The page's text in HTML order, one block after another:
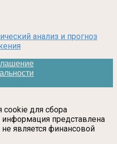
анализ и прогноз
cookie для сбора
информация представлена
является финансовой